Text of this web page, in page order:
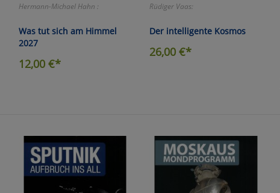
Hermann-Michael Hahn :
Was tut sich am Himmel
2027
12,00€*
Rüdiger Vaas:
Der intelligente Kosmos
26,00 €*